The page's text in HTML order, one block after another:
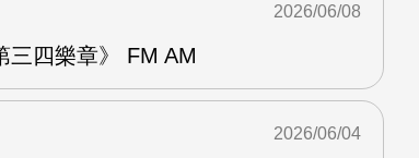
三四樂章》 FM AM
2026/06/08
2026/06/04